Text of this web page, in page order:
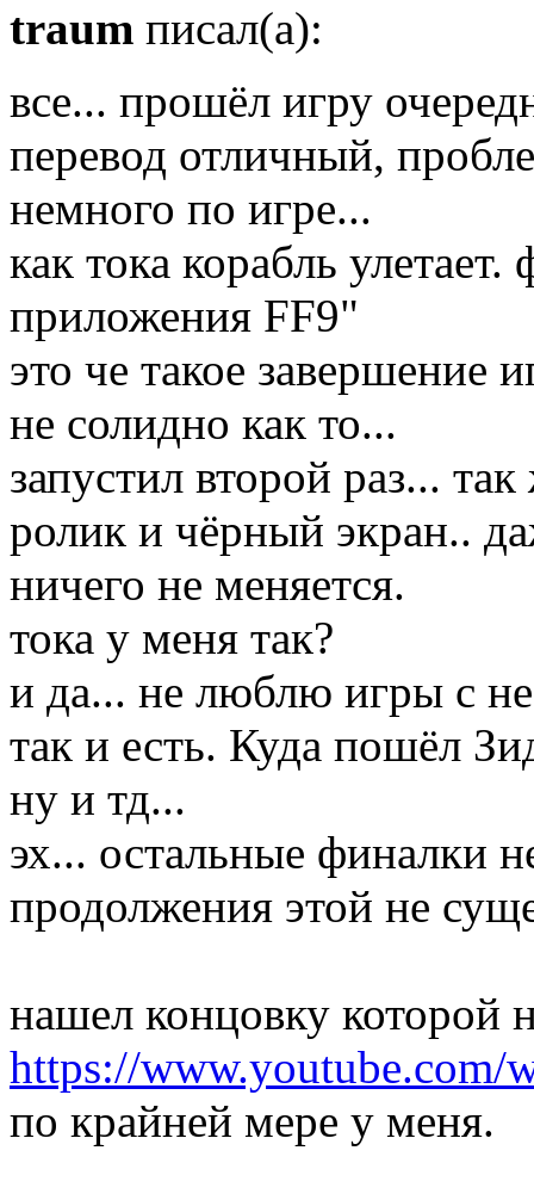
traum писал(а):
все... прошёл игру
перевод отличный,
немного по игре...
как тока корабль
приложения FF9"
это че такое завершение
не солидно как то...
запустил второй раз...
ролик и чёрный экран..
ничего не меняется.
тока у меня так?
и да... не люблю игры с
так и есть. Куда пошёл
ну и тд...
эх... остальные финалки
продолжения этой не
нашел концовку которой
https://www.youtube.com/
по крайней мере у меня.